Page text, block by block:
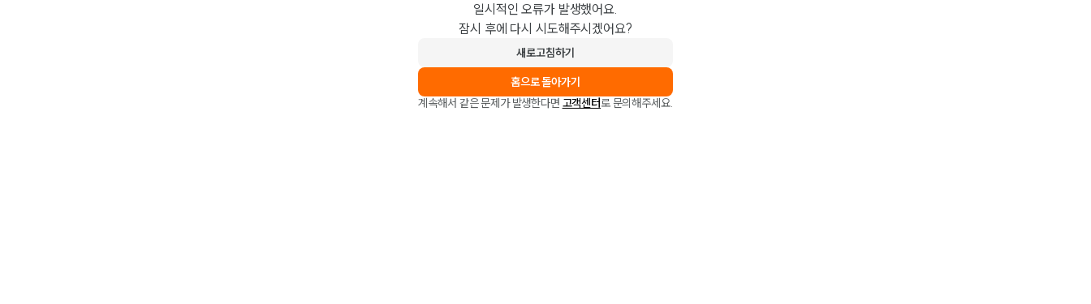
일시적인 오류가 발생했어요.
잠시 후에 다시 시도해주시겠어요?
새로고침하기
홈으로 돌아가기
계속해서 같은 문제가 발생한다면 고객센터로 문의해주세요.